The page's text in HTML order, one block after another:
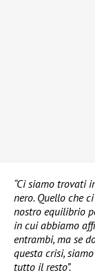
“Ci siamo trovati
nero. Quello che
nostro equilibrio
in cui abbiamo
entrambi, ma se
questa crisi,
tutto il resto”.